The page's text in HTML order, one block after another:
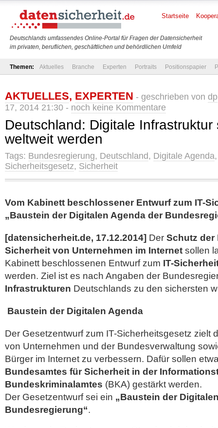
Deutschlands umfassendes Online-Portal für Fragen der Datensicherheit
im privaten, beruflichen, geschäftlichen und behördlichen Umfeld
Startseite
Themen: Aktuelles Branche Experten Portraits Positionspapier
AKTUELLES, EXPERTEN - geschrieben von dp
17, 2014 21:30 - noch keine Kommentare
Deutschland: Digitale Infrastruktur
weltweit werden
Tags: Bundesregierung, Deutschland, Digitale Agenda
Sicherheitsgesetz, Sicherheit
Vom Kabinett beschlossener Entwurf zum IT-
„Baustein der Digitalen Agenda der
[datensicherheit.de, 17.12.2014] Der Schutz der
Sicherheit von Unternehmen im Internet sollen
Kabinett beschlossenen Entwurf zum IT-
werden. Ziel ist es nach Angaben der
Infrastrukturen Deutschlands zu den sichersten
Baustein der Digitalen Agenda
Der Gesetzentwurf zum IT-Sicherheitsgesetz zielt
von Unternehmen und der Bundesverwaltung
Bürger im Internet zu verbessern. Dafür sollen
Bundesamtes für Sicherheit in der
Bundeskriminalamtes (BKA) gestärkt werden.
Der Gesetzentwurf sei ein „Baustein der
Bundesregierung“.